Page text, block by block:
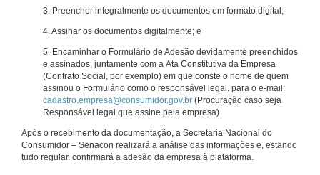
3. Preencher integralmente os documentos em formato digital;
4. Assinar os documentos digitalmente; e
5. Encaminhar o Formulário de Adesão devidamente preenchidos
e assinados, juntamente com a Ata Constitutiva da Empresa
(Contrato Social, por exemplo) em que conste o nome de quem
assinou o Formulário como o responsável legal. para o e-mail:
cadastro.empresa@consumidor.gov.br (Procuração caso seja
Responsável legal que assine pela empresa)
Após o recebimento da documentação, a Secretaria Nacional do
Consumidor – Senacon realizará a análise das informações e, estando
tudo regular, confirmará a adesão da empresa à plataforma.